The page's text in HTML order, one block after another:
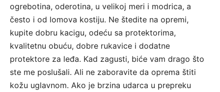
ogrebotina, oderotina, u velikoj meri i modrica, a
često i od lomova kostiju. Ne štedite na opremi,
kupite dobru kacigu, odeću sa protektorima,
kvalitetnu obuću, dobre rukavice i dodatne
protektore za leđa. Kad zagusti, biće vam drago što
ste me poslušali. Ali ne zaboravite da oprema štiti
kožu uglavnom. Ako je brzina udarca u prepreku